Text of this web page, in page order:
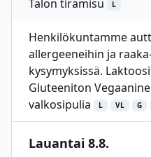
Talon tiramisu L
Henkilökuntamme
allergeeneihin ja
kysymyksissä.
Gluteeniton
valkosipulia
L VL G
Lauantai 8.8.